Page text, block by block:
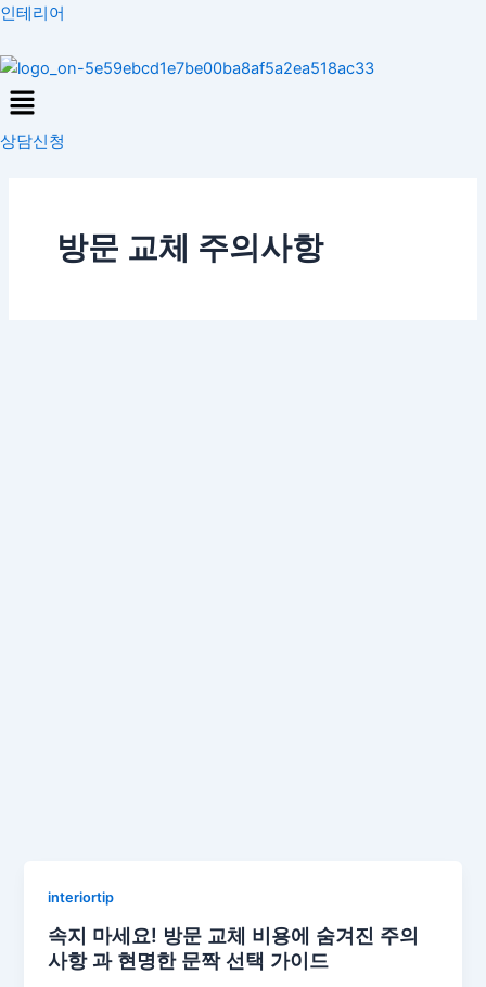
콘
츠
로
건
너
인테리어
Menu
상담신청
방문 교체 주의사항
interiortip
속지 마세요! 방문 교체 비용에 숨겨진 주의
사항 과 현명한 문짝 선택 가이드